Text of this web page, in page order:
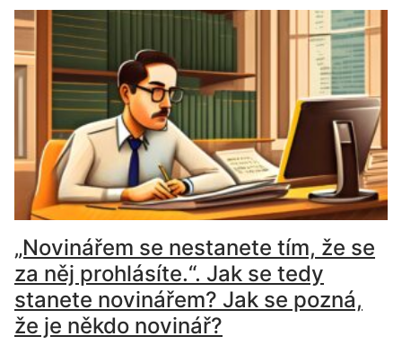
„Novinářem se nestanete tím, že se
za něj prohlásíte.“. Jak se tedy
stanete novinářem? Jak se pozná,
že je někdo novinář?